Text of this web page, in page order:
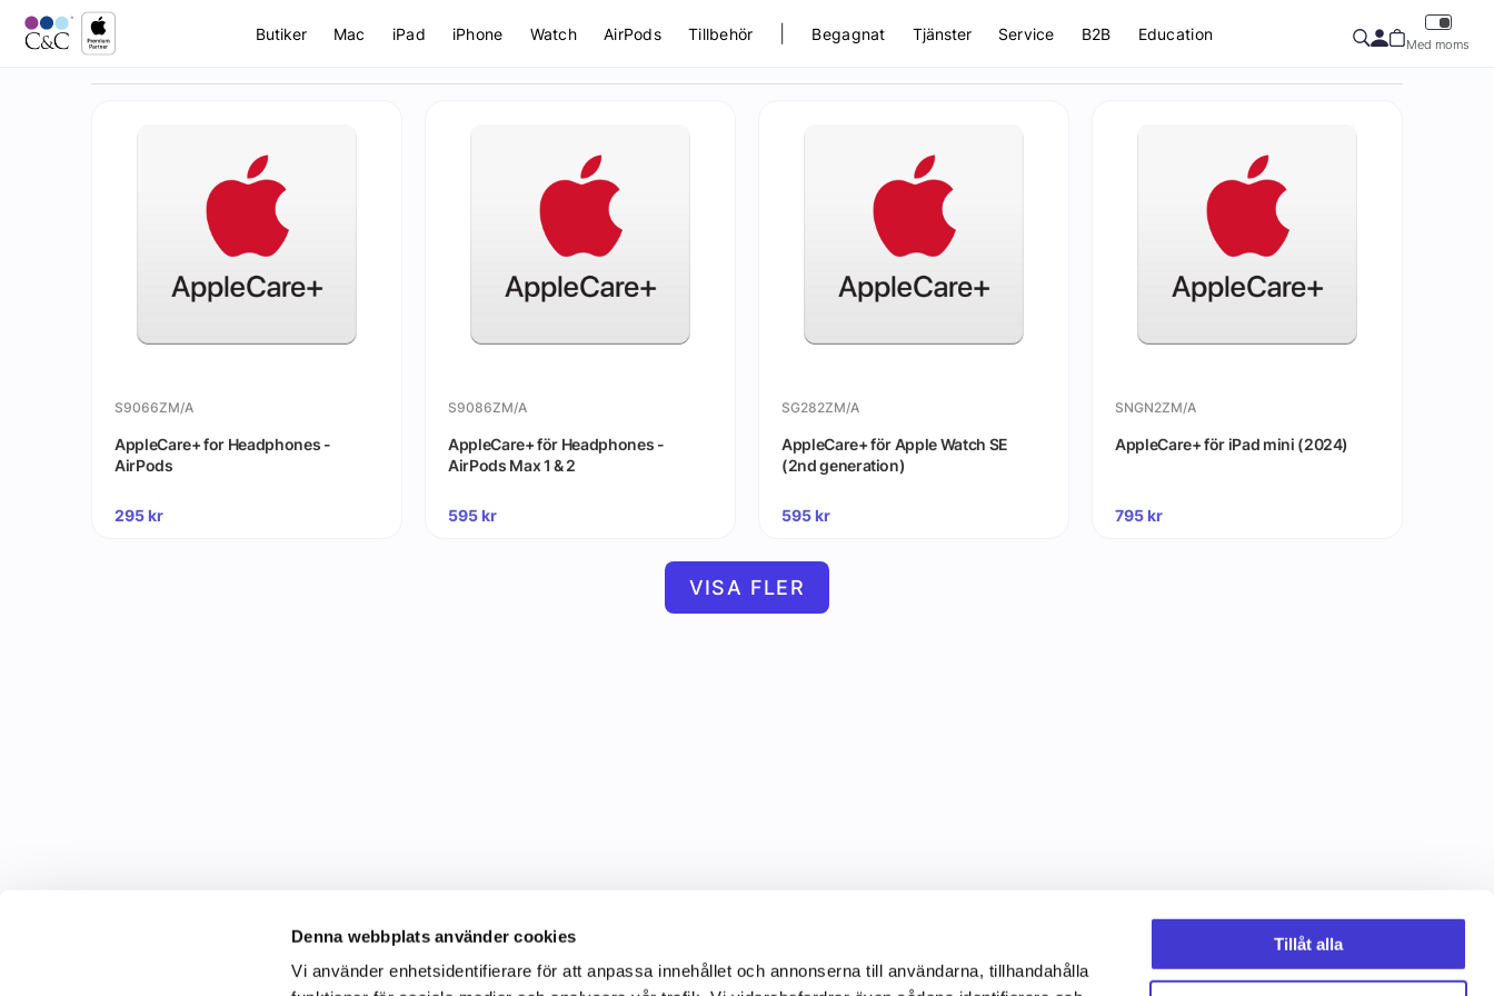
Denna webbplats använder cookies
Vi använder enhetsidentifierare för att anpassa innehållet och annonserna till användarna, tillhandahålla
Tillåt alla
Butiker Mac iPad iPhone Watch AirPods Tillbehör Begagnat Tjänster Service B2B Education
Med moms
S9066ZM/A
AppleCare+ for Headphones -
AirPods
295kr
S9086ZM/A
AppleCare+ för Headphones -
AirPods Max 1 & 2
595kr
SG282ZM/A
AppleCare+ för Apple Watch SE
(2nd generation)
595kr
SNGN2ZM/A
AppleCare+ för iPad mini (2024)
795kr
VISA FLER
C&C Information